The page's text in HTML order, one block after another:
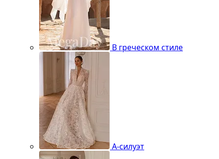
В греческом стиле
А-силуэт